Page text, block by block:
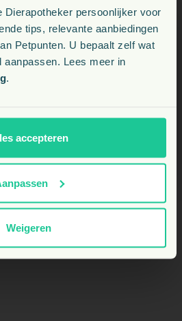
Dierapotheker persoonlijker voor
tips, relevante aanbiedingen
Petpunten. U bepaalt zelf wat
aanpassen. Lees meer in
.
accepteren
Weigeren
van het gebruik van
en geschikt voor
Kies uw land: